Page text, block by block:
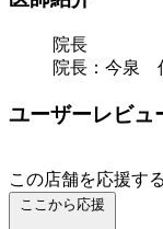
院長
院長：今泉
ユーザーレビュ
この店舗を応援する
ここから応援